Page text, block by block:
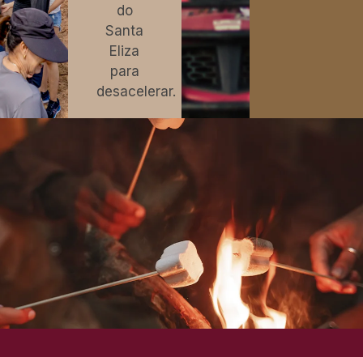
do
Santa
Eliza
para
desacelerar.